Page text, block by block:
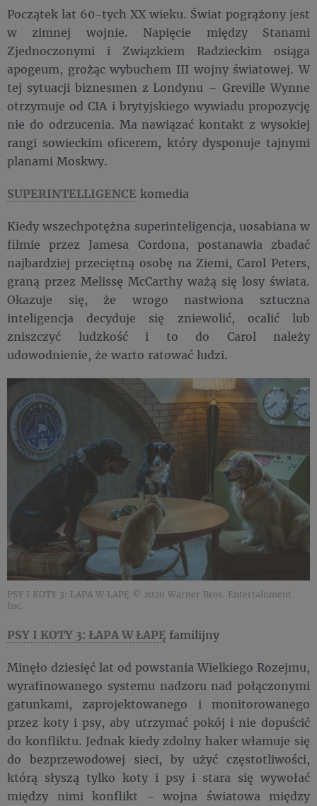
Początek lat 60-tych XX wieku. Świat pogrążony jest
w zimnej wojnie. Napięcie między Stanami
Zjednoczonymi i Związkiem Radzieckim osiąga
apogeum, grożąc wybuchem III wojny światowej. W
tej sytuacji biznesmen z Londynu – Greville Wynne
otrzymuje od CIA i brytyjskiego wywiadu propozycję
nie do odrzucenia. Ma nawiązać kontakt z wysokiej
rangi sowieckim oficerem, który dysponuje tajnymi
planami Moskwy.
SUPERINTELLIGENCE komedia
Kiedy wszechpotężna superinteligencja, uosabiana w
filmie przez Jamesa Cordona, postanawia zbadać
najbardziej przeciętną osobę na Ziemi, Carol Peters,
graną przez Melissę McCarthy ważą się losy świata.
Okazuje się, że wrogo nastwiona sztuczna
inteligencja decyduje się zniewolić, ocalić lub
zniszczyć ludzkość i to do Carol należy
udowodnienie, że warto ratować ludzi.
PSY I KOTY 3: ŁAPA W ŁAPĘ © 2020 Warner Bros. Entertainment
Inc.
PSY I KOTY 3: ŁAPA W ŁAPĘ familijny
Minęło dziesięć lat od powstania Wielkiego Rozejmu,
wyrafinowanego systemu nadzoru nad połączonymi
gatunkami, zaprojektowanego i monitorowanego
przez koty i psy, aby utrzymać pokój i nie dopuścić
do konfliktu. Jednak kiedy zdolny haker włamuje się
do bezprzewodowej sieci, by użyć częstotliwości,
którą słyszą tylko koty i psy i stara się wywołać
między nimi konflikt - wojna światowa między